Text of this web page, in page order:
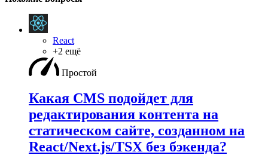
React
+2 ещё
Простой
Какая CMS подойдет для
редактирования контента на
статическом сайте, созданном на
React/Next.js/TSX без бэкенда?